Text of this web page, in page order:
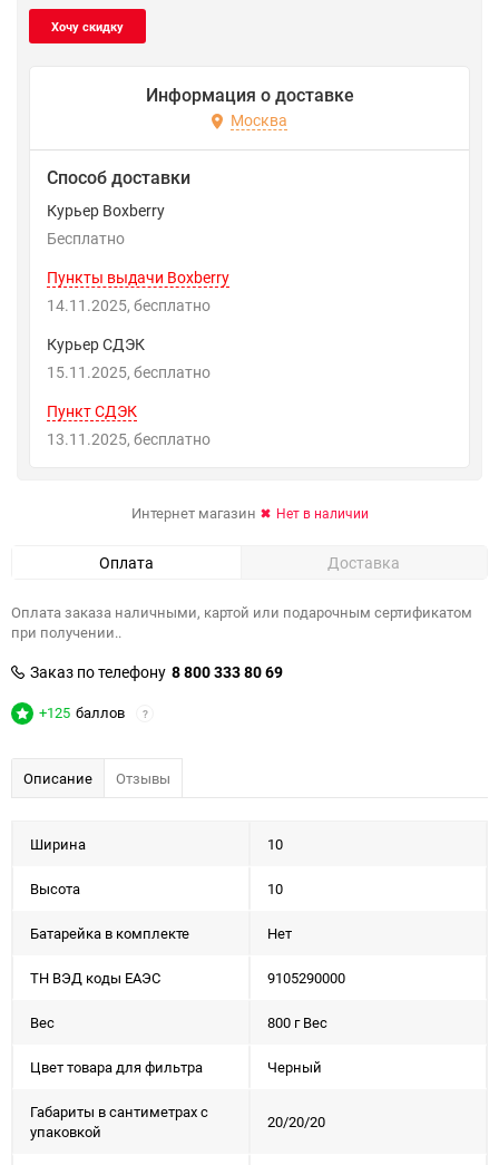
Информация о доставке
Москва
Способ доставки
Курьер Boxberry
Бесплатно
Пункты выдачи Boxberry
14.11.2025
Бесплатно
Курьер СДЭК
15.11.2025
Бесплатно
Пункт СДЭК
13.11.2025
Бесплатно
Интернет магазин Нет в наличии
Оплата Доставка
Оплата заказа наличными, картой или подарочным сертификатом
при получении..
Заказ по телефону 8 800 333 80 69
+125 баллов ?
Описание Отзывы
Ширина 10
Высота 10
Батарейка в комплекте Нет
ТН ВЭД коды ЕАЭС 9105290000
Вес 800 г Вес
Цвет товара для фильтра Черный
Габариты в сантиметрах с
упаковкой
20/20/20